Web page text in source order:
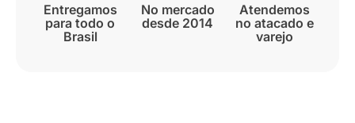
Entregamos
para todo o
Brasil
No mercado
desde 2014
Atendemos
no atacado e
varejo